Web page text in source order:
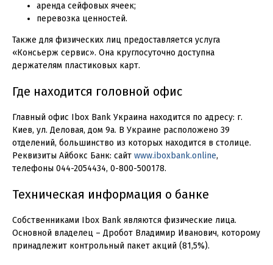
аренда сейфовых ячеек;
перевозка ценностей.
Также для физических лиц предоставляется услуга
«Консьерж сервис». Она круглосуточно доступна
держателям пластиковых карт.
Где находится головной офис
Главный офис Ibox Bank Украина находится по адресу: г.
Киев, ул. Деловая, дом 9а. В Украине расположено 39
отделений, большинство из которых находится в столице.
Реквизиты Айбокс Банк: сайт www.iboxbank.online,
телефоны 044-2054434, 0-800-500178.
Техническая информация о банке
Собственниками Ibox Bank являются физические лица.
Основной владелец – Дробот Владимир Иванович, которому
принадлежит контрольный пакет акций (81,5%).